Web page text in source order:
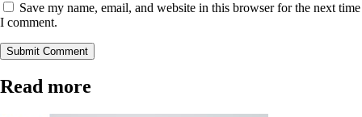
Save my name, email, and website in this browser for the next time
I comment.
Submit Comment
Read more